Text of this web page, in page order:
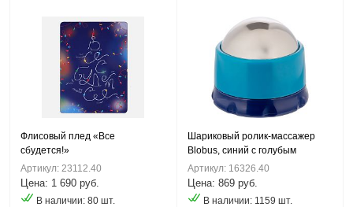
Флисовый плед «Все
сбудется!»
Артикул: 23112.40
Цена: 1 690 руб.
В наличии: 80 шт.
Шариковый ролик-массажер
Blobus, синий с голубым
Артикул: 16326.40
Цена: 869 руб.
В наличии: 1159 шт.